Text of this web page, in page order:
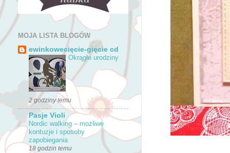
MOJA LISTA BLOGÓW
ewinkowecięcie-gięcie cd
Okrągłe urodziny
2 godziny temu
Pasje Violi
Nordic walking – możliwe
kontuzje i sposoby
zapobiegania
18 godzin temu